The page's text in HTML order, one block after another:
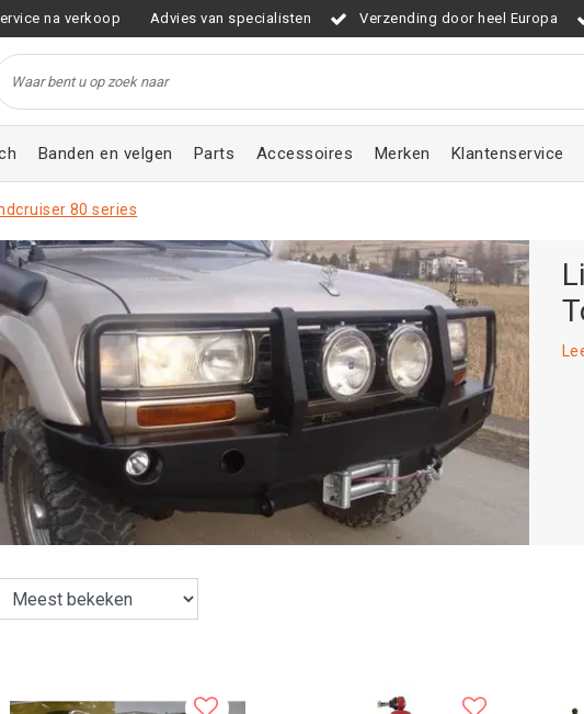
na verkoop Advies van specialisten Verzending door heel Europa
Banden en velgen Parts Accessoires Merken Klantenservice
80 series